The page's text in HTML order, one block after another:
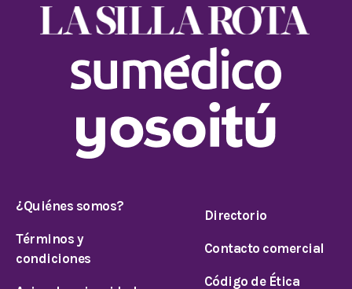
¿Quiénes somos?
Términos y
condiciones
Directorio
Contacto comercial
Código de Ética